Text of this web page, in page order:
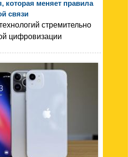
которая меняет правила
связи
стремительно
цифровизации